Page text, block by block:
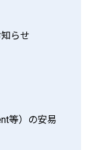
知らせ
等）の安易